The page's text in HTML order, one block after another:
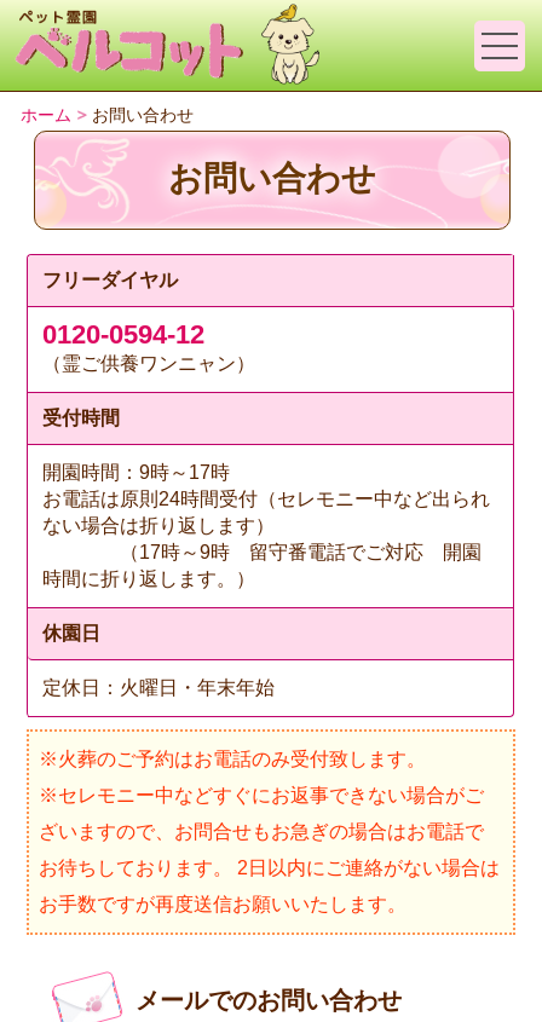
ホーム お問い合わせ
お問い合わせ
フリーダイヤル
0120-0594-12
（霊ご供養ワンニャン）
受付時間
開園時間：9時～17時
お電話は原則24時間受付（セレモニー中など出られ
ない場合は折り返します）
（17時～9時 留守番電話でご対応 開園
時間に折り返します。）
休園日
定休日：火曜日・年末年始
※火葬のご予約はお電話のみ受付致します。
※セレモニー中などすぐにお返事できない場合がご
ざいますので、お問合せもお急ぎの場合はお電話で
お待ちしております。 2日以内にご連絡がない場合は
お手数ですが再度送信お願いいたします。
メールでのお問い合わせ